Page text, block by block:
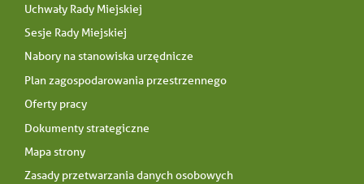
Uchwały Rady Miejskiej
Sesje Rady Miejskiej
Nabory na stanowiska urzędnicze
Plan zagospodarowania przestrzennego
Oferty pracy
Dokumenty strategiczne
Mapa strony
Zasady przetwarzania danych osobowych